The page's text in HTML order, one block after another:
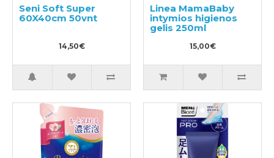
Seni Soft Super
60X40cm 50vnt
14,50€
Linea MamaBaby
intymios higienos
gelis 250ml
15,00€